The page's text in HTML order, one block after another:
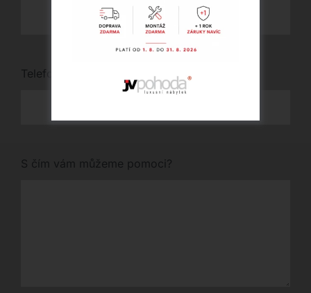
Telefon
S čím vám můžeme pomoci?